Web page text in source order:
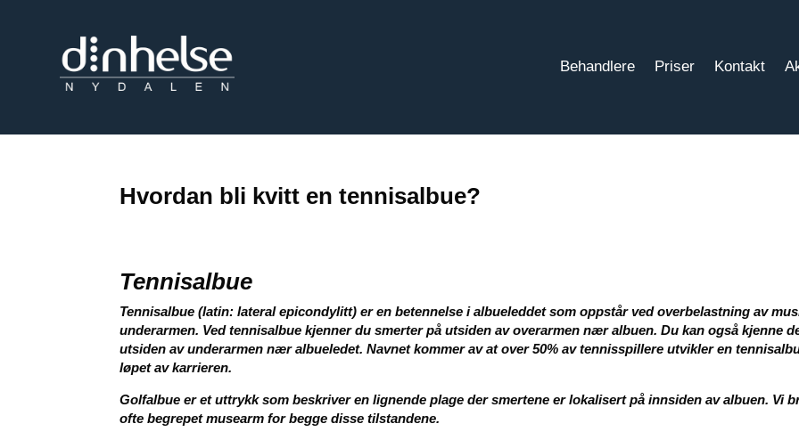
Behandlere Priser Kontakt
Hvordan bli kvitt en tennisalbue?
Tennisalbue
Tennisalbue (latin: lateral epicondylitt) er en betennelse i albueleddet som oppstår ved overbelastning av
underarmen. Ved tennisalbue kjenner du smerter på utsiden av overarmen nær albuen. Du kan også kjenne
utsiden av underarmen næralbueledet. Navnet kommer av at over 50% av tennisspillere utvikler en
løpet av karrieren.
Golfalbue er et uttrykk som beskriver en lignende plage der smertene er lokalisert på innsiden av albuen. Vi
ofte begrepet musearm for begge disse tilstandene.